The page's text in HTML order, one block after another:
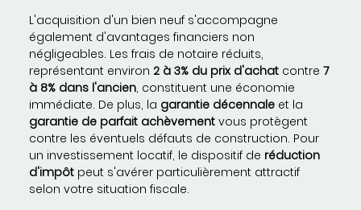
L'acquisition d'un bien neuf s'accompagne
également d'avantages financiers non
négligeables. Les frais de notaire réduits,
représentant environ 2 à 3% du prix d'achat contre 7
à 8% dans l'ancien, constituent une économie
immédiate. De plus, la garantie décennale et la
garantie de parfait achèvement vous protègent
contre les éventuels défauts de construction. Pour
un investissement locatif, le dispositif de réduction
d'impôt peut s'avérer particulièrement attractif
selon votre situation fiscale.